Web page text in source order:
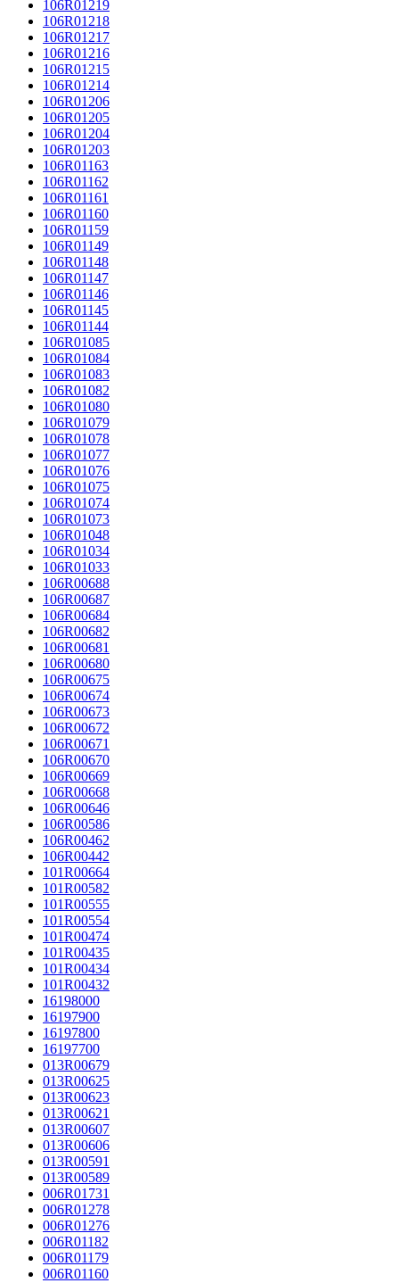
106R01219
106R01218
106R01217
106R01216
106R01215
106R01214
106R01206
106R01205
106R01204
106R01203
106R01163
106R01162
106R01161
106R01160
106R01159
106R01149
106R01148
106R01147
106R01146
106R01145
106R01144
106R01085
106R01084
106R01083
106R01082
106R01080
106R01079
106R01078
106R01077
106R01076
106R01075
106R01074
106R01073
106R01048
106R01034
106R01033
106R00688
106R00687
106R00684
106R00682
106R00681
106R00680
106R00675
106R00674
106R00673
106R00672
106R00671
106R00670
106R00669
106R00668
106R00646
106R00586
106R00462
106R00442
101R00664
101R00582
101R00555
101R00554
101R00474
101R00435
101R00434
101R00432
16198000
16197900
16197800
16197700
013R00679
013R00625
013R00623
013R00621
013R00607
013R00606
013R00591
013R00589
006R01731
006R01278
006R01276
006R01182
006R01179
006R01160